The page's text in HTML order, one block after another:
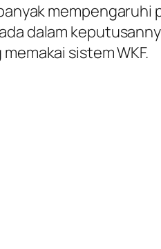
mempengaruhi
dalam
sistem WKF.